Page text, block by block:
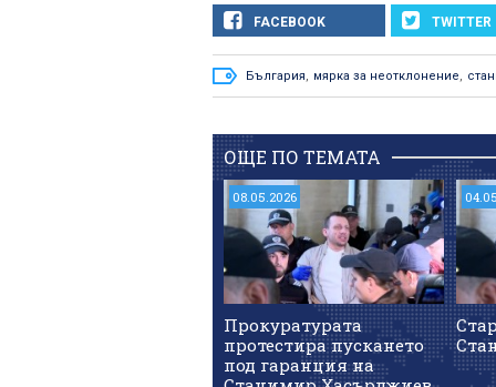
FACEBOOK TWITTER
България, мярка за неотклонение,
ОЩЕ ПО ТЕМАТА
08.05.2026
Прокуратурата
протестира пускането
под гаранция на